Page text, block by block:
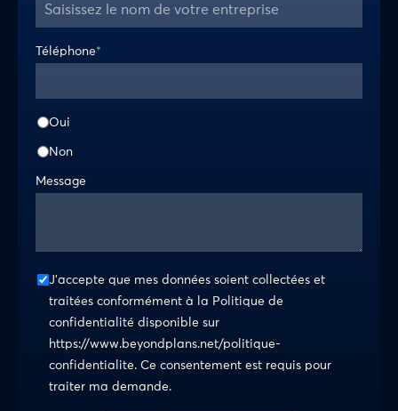
Téléphone*
Oui
Non
Message
J’accepte que mes données soient collectées et
traitées conformément à la Politique de
confidentialité disponible sur
https://www.beyondplans.net/politique-
confidentialite. Ce consentement est requis pour
traiter ma demande.